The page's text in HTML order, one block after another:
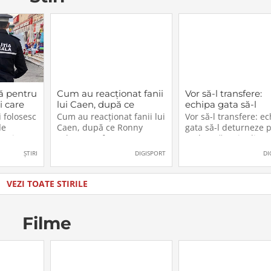
pentru
care
iar
sau
un
în care
ȘTIRI
Cum au reacționat fanii
lui Caen, după ce
Ronny Labonne a fost
prezentat oficial la
FCSB
Cum au reacționat fanii lui
Caen, după ce Ronny
Labonne a fost prezentat
DIGISPORT
Vor să-l transfere:
echipa gata să-l
deturneze pe
Drăgușin din
către Juventus!
Vor să-l transfere:
gata să-l deturneze
Radu Drăgușin din
drumul către
VEZI TOATE STIRILE
Filme